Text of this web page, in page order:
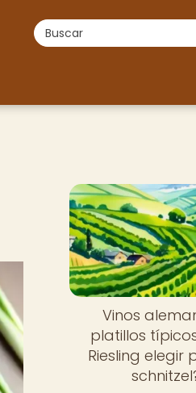
Vinos
platillos
Riesling elegir